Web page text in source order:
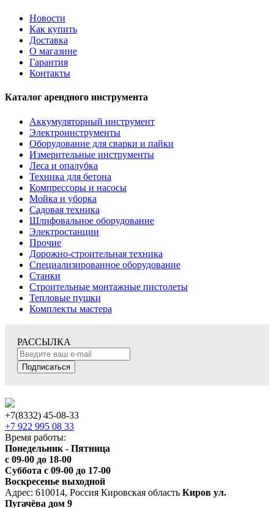
Новости
Как купить
Доставка
О магазине
Гарантия
Контакты
Каталог арендного инструмента
Аккумуляторный инструмент
Электроинструменты
Оборудование для сварки и пайки
Измерительные инструменты
Леса и опалубка
Техника для бетона
Компрессоры и насосы
Мойка и уборка
Садовая техника
Шлифовальное оборудование
Электростанции
Прочие
Дорожно-строительная техника
Специализированное оборудование
Станки
Строительные монтажные пистолеты
Тепловые пушки
Комплекты мастера
РАССЫЛКА
Подписаться
+7(8332) 45-08-33
+7 922 995 08 33
Время работы:
Понедельник - Пятница
с 09-00 до 18-00
Суббота с 09-00 до 17-00
Воскресенье выходной
Адрес: 610014, Россия Кировская область Киров ул.
Пугачёва дом 9